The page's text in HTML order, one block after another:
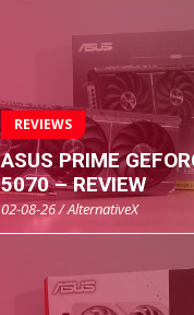
REVIEWS
ASUS PRIME
5070 – REVIEW
02-08-26 / AlternativeX